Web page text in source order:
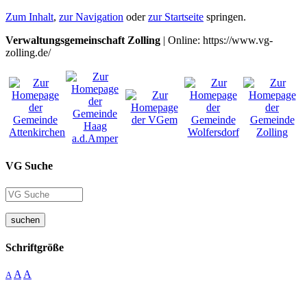
Zum Inhalt, zur Navigation oderzur Startseite springen.
Verwaltungsgemeinschaft Zolling | Online: https://www.vg-
zolling.de/
VG Suche
suchen
Schriftgröße
A A A